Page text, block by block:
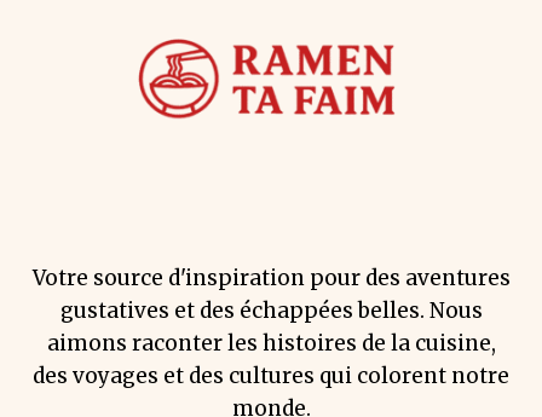
Votre source d'inspiration pour des aventures
gustatives et des échappées belles. Nous
aimons raconter les histoires de la cuisine,
des voyages et des cultures qui colorent notre
monde.